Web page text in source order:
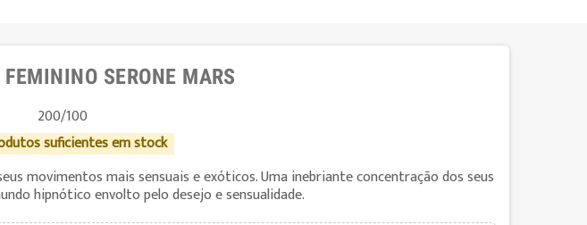
FEMININO SERONE MARS
200/100
suficientes em stock
movimentos mais sensuais e exóticos. Uma inebriante concentração dos seus
hipnótico envolto pelo desejo e sensualidade.